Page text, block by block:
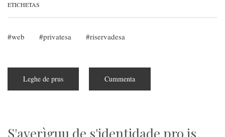
ETICHETAS
web privatesa riservadesa
Leghe de prus
Control
Parlamentu
Europeu
Cummenta
S'averìguu de s'identidade pro is